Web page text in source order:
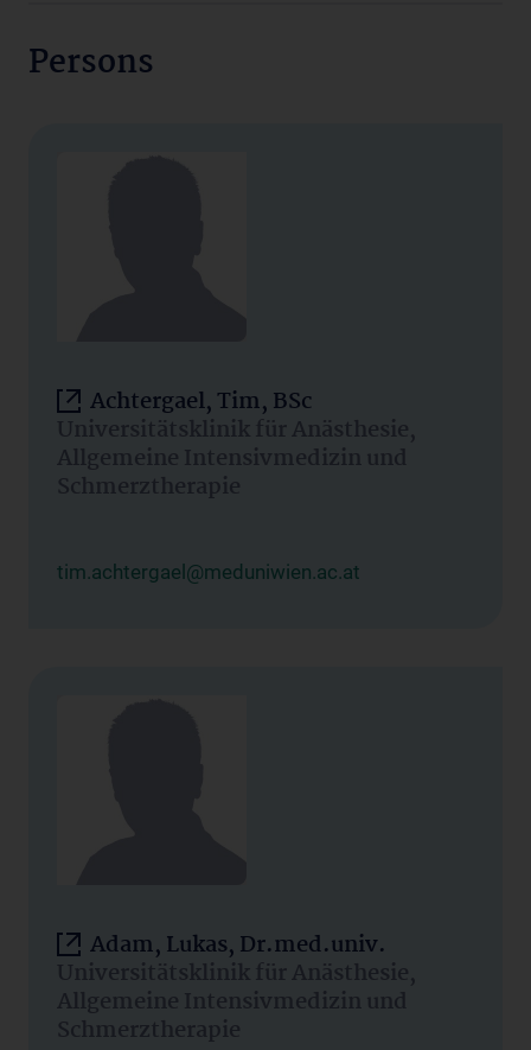
Persons
Achtergael, Tim, BSc
Universitätsklinik für Anästhesie,
Allgemeine Intensivmedizin und
Schmerztherapie
tim.achtergael@meduniwien.ac.at
Adam, Lukas, Dr.med.univ.
Universitätsklinik für Anästhesie,
Allgemeine Intensivmedizin und
Schmerztherapie